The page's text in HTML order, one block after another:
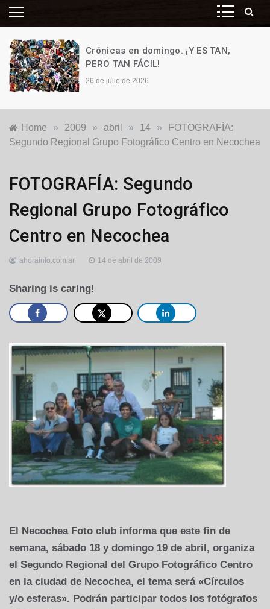
Crónicas en domingo. ¡Y ES TAN,
PERO TAN FÁCIL!
26 de julio de 2026
Home » 2009 » abril » 14 »
FOTOGRAFÍA:
Segundo Regional Grupo Fotográfico Centro en Necochea
Locales
FOTOGRAFÍA: Segundo
Regional Grupo Fotográfico
Centro en Necochea
ahorainfo.com.ar 14 de abril de 2009
Sharing is caring!
El Necochea Foto club informa que este fin de
semana, sábado 18 y domingo 19 de abril, organiza
el Segundo Regional del Grupo Fotográfico Centro
en la ciudad de Necochea, el tema será «Círculos
y/o esferas». Podrán participar todos los fotógrafos